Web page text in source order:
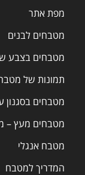
מפת אתר
מטבחים לבנים
מטבחים בצבע
תמונות של
מטבחים בסגנון
מטבחים מעץ –
מטבח אנגלי
המדריך למטבח